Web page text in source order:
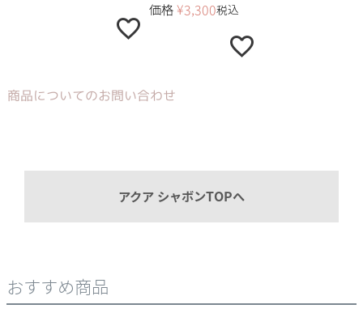
価格 ¥3,300税込
商品についてのお問い合わせ
アクア シャボンTOPへ
おすすめ商品